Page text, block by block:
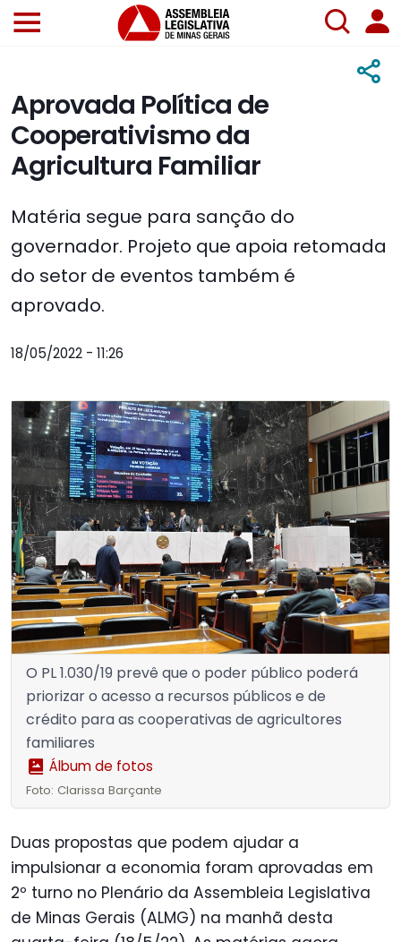
Aprovada Política de
Cooperativismo da
Agricultura Familiar
Matéria segue para sanção do
governador. Projeto que apoia retomada
do setor de eventos também é
aprovado.
18/05/2022 - 11:26
O PL 1.030/19 prevê que o poder público poderá
priorizar o acesso a recursos públicos e de
crédito para as cooperativas de agricultores
familiares
Álbum de fotos
Foto: Clarissa Barçante
Duas propostas que podem ajudar a
impulsionar a economia foram aprovadas em
2º turno no Plenário da Assembleia Legislativa
de Minas Gerais (ALMG) na manhã desta